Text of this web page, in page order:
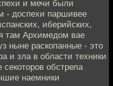
и мечи были
- доспехи паршивее
иберийских,
там Архимедом вае
ныне раскопанные - это
и зла в области техники
обстрела
наемники